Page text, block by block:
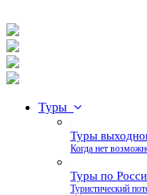
Туры
Туры
Когда нет
Туры по
Туристический